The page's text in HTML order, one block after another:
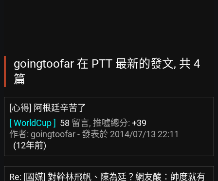
goingtoofar 在 PTT 最新的發文, 共 4
篇
[心得] 阿根廷辛苦了
[ WorldCup ] 58 留言, 推噓總分: +39
作者: goingtoofar - 發表於 2014/07/13 22:11
(12年前)
Re: [國媒] 對幹林飛帆、陳為廷？網友酸：帥度就有